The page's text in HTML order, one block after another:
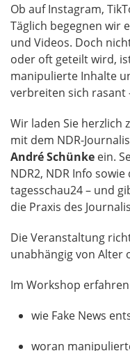
Ob auf Instagram,
Täglich begegnen wir
und Videos. Doch
oder oft geteilt wird,
manipulierte Inhalte
verbreiten sich rasant
Wir laden Sie herzlich
mit dem NDR-
André Schünke ein.
NDR2, NDR Info
tagesschau24 – und
die Praxis des
Die Veranstaltung
unabhängig von Alter
Im Workshop erfahren
wie Fake News
woran